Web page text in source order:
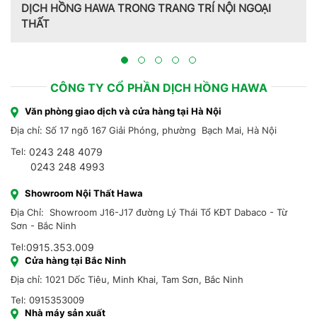
DỊCH HỒNG HAWA TRONG TRANG TRÍ NỘI NGOẠI
THẤT
CÔNG TY CỔ PHẦN DỊCH HỒNG HAWA
Văn phòng giao dịch và cửa hàng tại Hà Nội
Địa chỉ: Số 17 ngõ 167 Giải Phóng, phường Bạch Mai, Hà Nội
Tel: 0243 248 4079
0243 248 4993
Showroom Nội Thất Hawa
Địa Chỉ: Showroom J16-J17 đường Lý Thái Tổ KĐT Dabaco - Từ
Sơn - Bắc Ninh
Tel:0915.353.009
Cửa hàng tại Bắc Ninh
Địa chỉ: 1021 Dốc Tiêu, Minh Khai, Tam Sơn, Bắc Ninh
Tel: 0915353009
Nhà máy sản xuất